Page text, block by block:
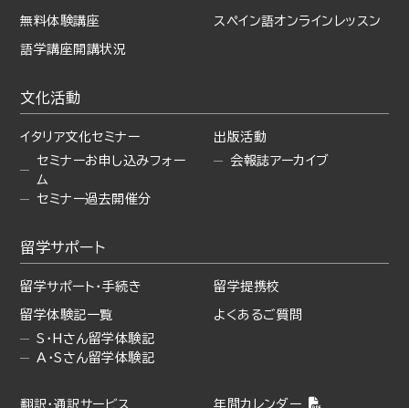
無料体験講座 スペイン語オンラインレッスン
語学講座開講状況
文化活動
イタリア文化セミナー
セミナーお申し込みフォー
ム
セミナー過去開催分
出版活動
会報誌アーカイブ
留学サポート
留学サポート・手続き 留学提携校
留学体験記一覧
S・Hさん留学体験記
A・Sさん留学体験記
よくあるご質問
翻訳・通訳サービス 年間カレンダー